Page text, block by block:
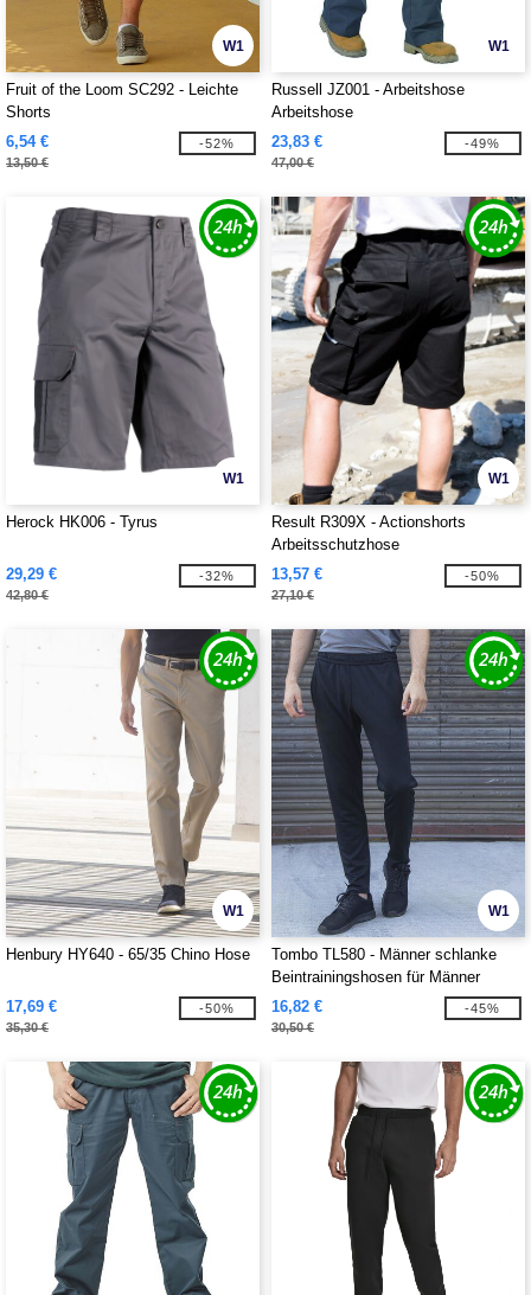
W1
Fruit of the Loom SC292 - Leichte
Shorts
6,54 €
13,50 €
-52%
W1
Russell JZ001 - Arbeitshose
Arbeitshose
23,83 €
47,00 €
-49%
W1
Herock HK006 - Tyrus
29,29 €
42,80 €
-32%
W1
Result R309X - Actionshorts
Arbeitsschutzhose
13,57 €
27,10 €
-50%
W1
Henbury HY640 - 65/35 Chino Hose
17,69 €
35,30 €
-50%
W1
Tombo TL580 - Männer schlanke
Beintrainingshosen für Männer
16,82 €
30,50 €
-45%